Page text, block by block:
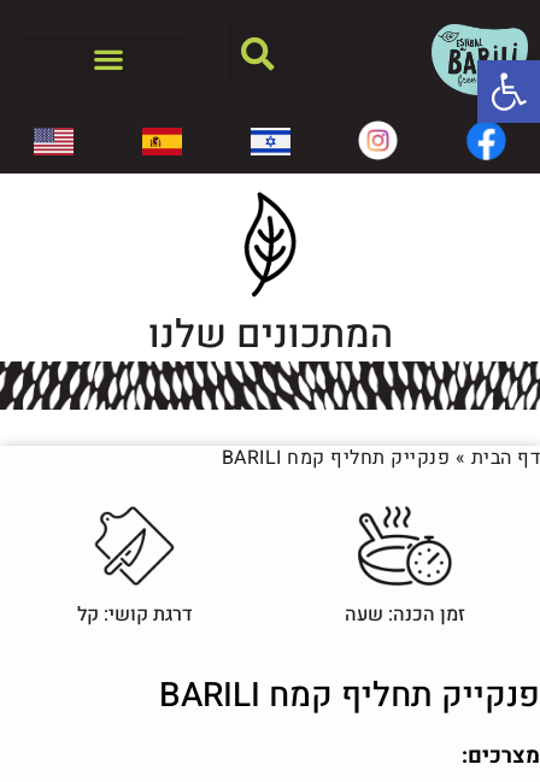
פתח סרגל נגישות
המתכונים שלנו
דף הבית » פנקייק תחליף קמח BARILI
זמן הכנה: שעה דרגת קושי: קל
פנקייק תחליף קמח BARILI
מצרכים: